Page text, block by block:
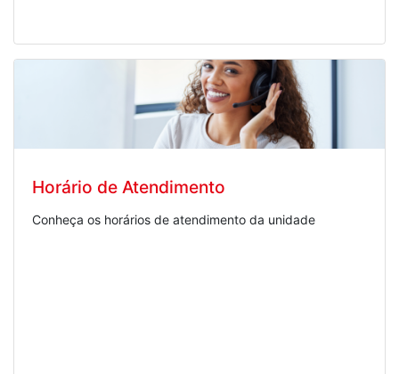
Horário de Atendimento
Conheça os horários de atendimento da unidade